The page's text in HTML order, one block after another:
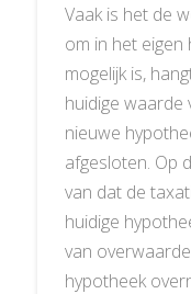
Vaak is het de
om in het eigen
mogelijk is,
huidige waarde
nieuwe
afgesloten. Op
van dat de
huidige
van
hypotheek